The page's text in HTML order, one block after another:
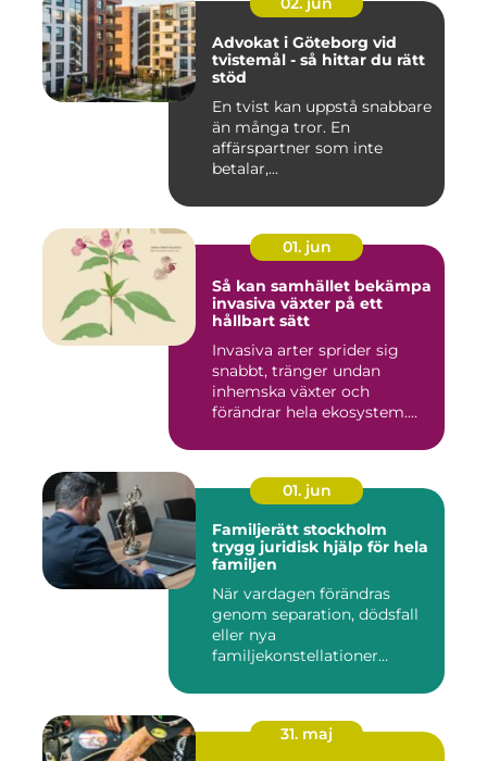
Advokat i Göteborg vid
tvistemål - så hittar du rätt
stöd
En tvist kan uppstå snabbare
än många tror. En
affärspartner som inte
betalar,...
01. jun
Så kan samhället bekämpa
invasiva växter på ett
hållbart sätt
Invasiva arter sprider sig
snabbt, tränger undan
inhemska växter och
förändrar hela ekosystem.
01. jun
Familjerätt stockholm
trygg juridisk hjälp för hela
familjen
När vardagen förändras
genom separation, dödsfall
eller nya
familjekonstellationer
31. maj